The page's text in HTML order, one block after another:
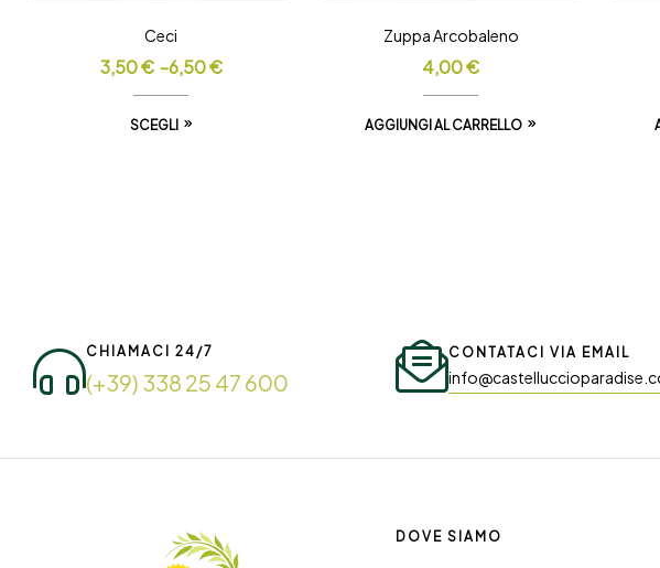
Ceci
3,50€ -6,50€
SCEGLI
Zuppa Arcobaleno
4,00€
AGGIUNGI AL CARRELLO
CHIAMACI 24/7
(+39) 338 25 47 600
CONTATACI VIA EMAIL
DOVE SIAMO